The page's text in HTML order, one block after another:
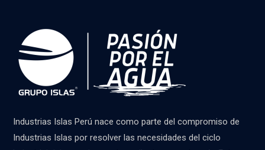
Industrias Islas Perú nace como parte del compromiso de
Industrias Islas por resolver las necesidades del ciclo